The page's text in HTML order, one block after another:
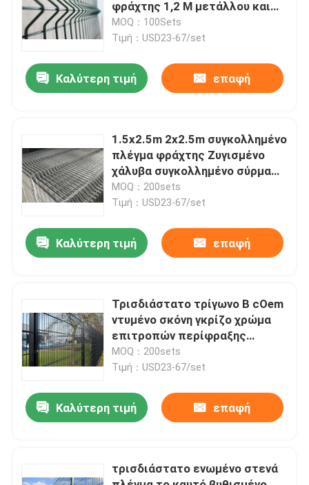
Σπίτι
Βίντεο
Σχετικά με εμάς
Γύρος εργοστασίων
Ποιοτικός έλεγχος
Επικοινωνήστε μαζί μας
ενωμένη στενά περίφραξη πλέγματος
φράχτης 1,2 M μετάλλου και
χάλυβα
MOQ：100Sets
Τιμή：USD23-67/set
Καλύτερη τιμή επαφή
1.5x2.5m 2x2.5m συγκολλημένο
πλέγμα φράχτης Ζυγισμένο
χάλυβα συγκολλημένο σύρμα
φράχτη
MOQ：200sets
Τιμή：USD23-67/set
Καλύτερη τιμή επαφή
Τρισδιάστατο τρίγωνο Β cOem
ντυμένο σκόνη γκρίζο χρώμα
επιτροπών περίφραξης
πλέγματος
MOQ：200sets
Τιμή：USD23-67/set
Καλύτερη τιμή επαφή
τρισδιάστατο ενωμένο στενά